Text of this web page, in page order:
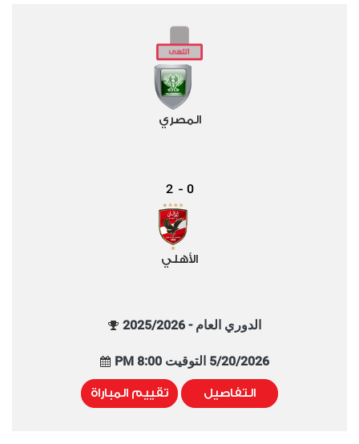
المصري
0
-
2
الأهلي
الدوري العام - 2025/2026
5/20/2026 التوقيت 8:00 PM
التفاصيل تقييم المباراة